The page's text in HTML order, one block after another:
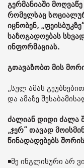
გერმანიაში
რომელსაც
იცნობენ,
საზოგადოებას
ინფორმაციას.
გთავაზობთ მის
„სულ ამას
და ამაზე
ძალიან დიდი ძალა
„ჯერ” თავად
წინადადებებს
◾️მე ინგლისური არ